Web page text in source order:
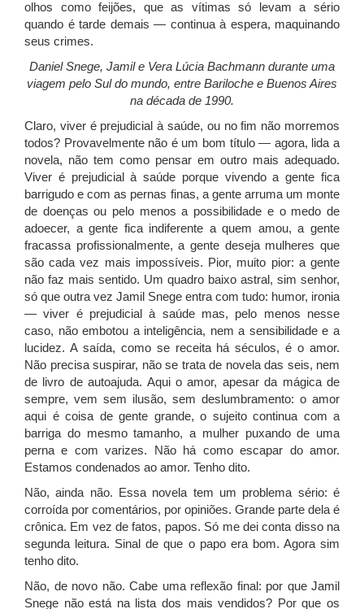
olhos como feijões, que as vítimas só levam a sério
quando é tarde demais — continua à espera, maquinando
seus crimes.
Daniel Snege, Jamil e Vera Lúcia Bachmann durante uma
viagem pelo Sul do mundo, entre Bariloche e Buenos Aires
na década de 1990.
Claro, viver é prejudicial à saúde, ou no fim não morremos
todos? Provavelmente não é um bom título — agora, lida a
novela, não tem como pensar em outro mais adequado.
Viver é prejudicial à saúde porque vivendo a gente fica
barrigudo e com as pernas finas, a gente arruma um monte
de doenças ou pelo menos a possibilidade e o medo de
adoecer, a gente fica indiferente a quem amou, a gente
fracassa profissionalmente, a gente deseja mulheres que
são cada vez mais impossíveis. Pior, muito pior: a gente
não faz mais sentido. Um quadro baixo astral, sim senhor,
só que outra vez Jamil Snege entra com tudo: humor, ironia
— viver é prejudicial à saúde mas, pelo menos nesse
caso, não embotou a inteligência, nem a sensibilidade e a
lucidez. A saída, como se receita há séculos, é o amor.
Não precisa suspirar, não se trata de novela das seis, nem
de livro de autoajuda. Aqui o amor, apesar da mágica de
sempre, vem sem ilusão, sem deslumbramento: o amor
aqui é coisa de gente grande, o sujeito continua com a
barriga do mesmo tamanho, a mulher puxando de uma
perna e com varizes. Não há como escapar do amor.
Estamos condenados ao amor. Tenho dito.
Não, ainda não. Essa novela tem um problema sério: é
corroída por comentários, por opiniões. Grande parte dela é
crônica. Em vez de fatos, papos. Só me dei conta disso na
segunda leitura. Sinal de que o papo era bom. Agora sim
tenho dito.
Não, de novo não. Cabe uma reflexão final: por que Jamil
Snege não está na lista dos mais vendidos? Por que os